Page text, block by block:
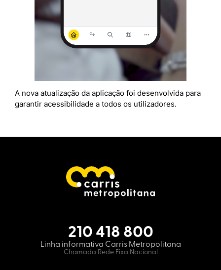
A nova atualização da aplicação foi desenvolvida para
garantir acessibilidade a todos os utilizadores.
210 418 800
Linha informativa Carris Metropolitana
Chamada Rede Fixa Nacional